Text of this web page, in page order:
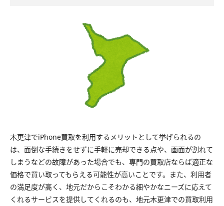
木更津でiPhone買取を利用するメリットとして挙げられるの
は、面倒な手続きをせずに手軽に売却できる点や、画面が割れて
しまうなどの故障があった場合でも、専門の買取店ならば適正な
価格で買い取ってもらえる可能性が高いことです。また、利用者
の満足度が高く、地元だからこそわかる細やかなニーズに応えて
くれるサービスを提供してくれるのも、地元木更津での買取利用